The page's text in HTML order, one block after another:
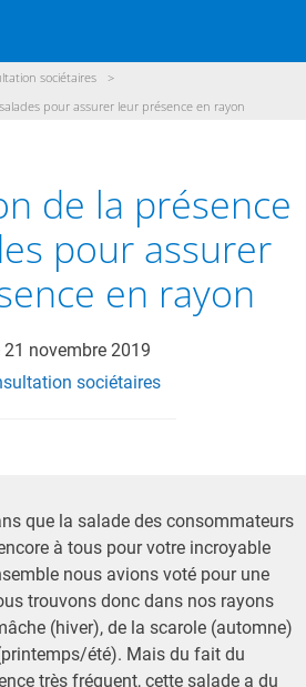
DÉMARCHE
DE VENTE
PARTICIPER
ACTUALITÉS
/ ADHÉRER
sociétaires
>
pour assurer leur présence en rayon
de la présence
pour assurer
en rayon
21 novembre 2019
sociétaires
que la salade des consommateurs
à tous pour votre incroyable
nous avions voté pour une
trouvons donc dans nos rayons
(hiver), de la scarole (automne)
été). Mais du fait du
très fréquent, cette salade a du